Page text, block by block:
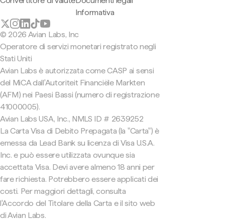
Informativa
© 2026 Avian Labs, Inc
Operatore di servizi monetari registrato negli
Stati Uniti
Avian Labs è autorizzata come CASP ai sensi
del MiCA dall'Autoriteit Financiële Markten
(AFM) nei Paesi Bassi (numero di registrazione
41000005).
Avian Labs USA, Inc., NMLS ID # 2639252
La Carta Visa di Debito Prepagata (la "Carta") è
emessa da Lead Bank su licenza di Visa U.S.A.
Inc. e può essere utilizzata ovunque sia
accettata Visa. Devi avere almeno 18 anni per
fare richiesta. Potrebbero essere applicati dei
costi. Per maggiori dettagli, consulta
l'Accordo del Titolare della Carta e il sito web
di Avian Labs.